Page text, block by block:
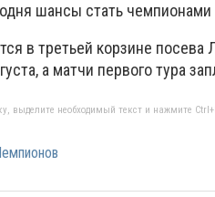
шансы стать чемпионами
в третьей корзине
а матчи первого тура
выделите необходимый текст и нажмите